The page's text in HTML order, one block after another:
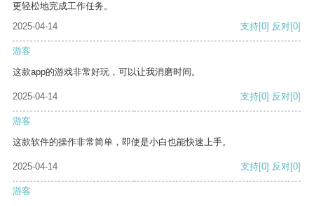
更轻松地完成工作任务。
2025-04-14
支持[0] 反对[0]
游客
这款app的游戏非常好玩，可以让我消磨时间。
2025-04-14 支持[0] 反对[0]
游客
这款软件的操作非常简单，即使是小白也能快速上手。
2025-04-14 支持[0] 反对[0]
游客